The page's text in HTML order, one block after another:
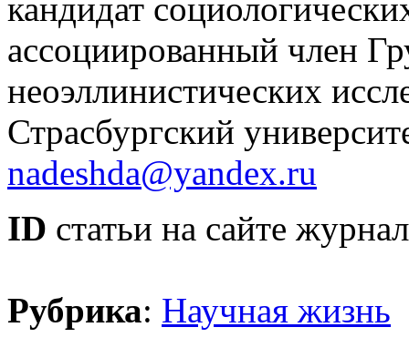
кандидат
ассоциированный член
неоэллинистических
Страсбургский
nadeshda@yandex.ru
ID статьи на сайте
Рубрика: Научная жизнь